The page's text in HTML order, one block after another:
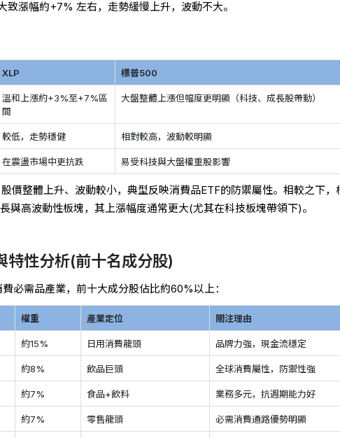
致漲幅約+7% 左右，走勢緩慢上升，波動不大。
XLP 標普500
溫和上漲約+3%至+7%區
間
大盤整體上漲但幅度更明顯（科技、成長股帶動）
較低，走勢穩健 相對較高，波動較明顯
在震盪市場中更抗跌 易受科技與大盤權重股影響
價整體上升、波動較小，典型反映消費品ETF的防禦屬性。相較之下，
與高波動性板塊，其上漲幅度通常更大(尤其在科技板塊帶領下)。
特性分析(前十名成分股)
必需品產業，前十大成分股佔比約60%以上：
權重 產業定位 關注理由
約15% 日用消費龍頭 品牌力強，現金流穩定
約8% 飲品巨頭 全球消費屬性，防禦性強
約7% 食品+飲料 業務多元，抗週期能力好
約7% 零售龍頭 必需消費通路優勢明顯